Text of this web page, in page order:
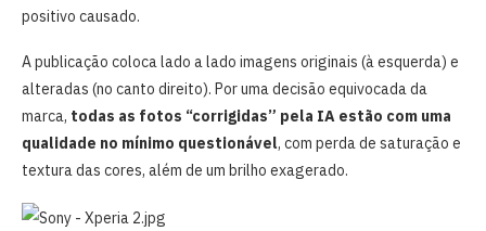
positivo causado.
A publicação coloca lado a lado imagens originais (à esquerda) e
alteradas (no canto direito). Por uma decisão equivocada da
marca, todas as fotos “corrigidas” pela IA estão com uma
qualidade no mínimo questionável, com perda de saturação e
textura das cores, além de um brilho exagerado.